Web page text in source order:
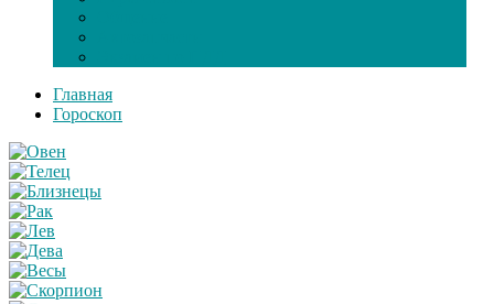
Главная
Гороскоп